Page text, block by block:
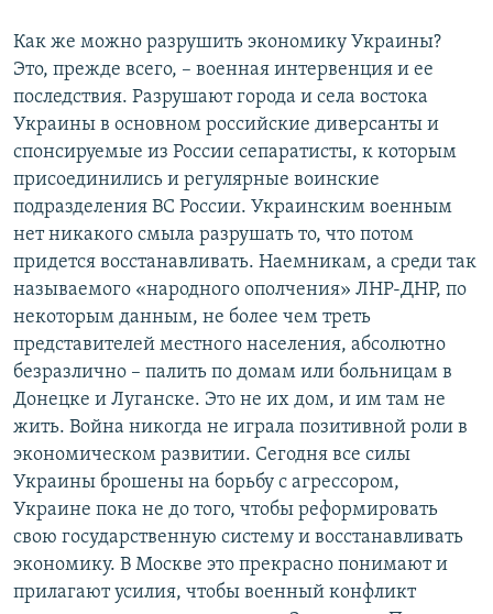
Как же можно разрушить экономику Украины?
Это, прежде всего, – военная интервенция и ее
последствия. Разрушают города и села востока
Украины в основном российские диверсанты и
спонсируемые из России сепаратисты, к которым
присоединились и регулярные воинские
подразделения ВС России. Украинским военным
нет никакого смыла разрушать то, что потом
придется восстанавливать. Наемникам, а среди так
называемого «народного ополчения» ЛНР-ДНР, по
некоторым данным, не более чем треть
представителей местного населения, абсолютно
безразлично – палить по домам или больницам в
Донецке и Луганске. Это не их дом, и им там не
жить. Война никогда не играла позитивной роли в
экономическом развитии. Сегодня все силы
Украины брошены на борьбу с агрессором,
Украине пока не до того, чтобы реформировать
свою государственную систему и восстанавливать
экономику. В Москве это прекрасно понимают и
прилагают усилия, чтобы военный конфликт